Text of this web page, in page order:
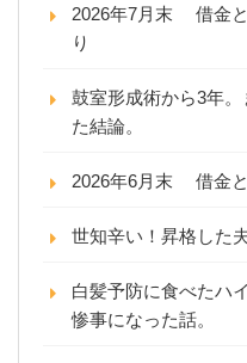
2026年7月末 借金と
り
鼓室形成術から3年
た結論。
2026年6月末 借金
世知辛い！昇格した
白髪予防に食べたハ
惨事になった話。